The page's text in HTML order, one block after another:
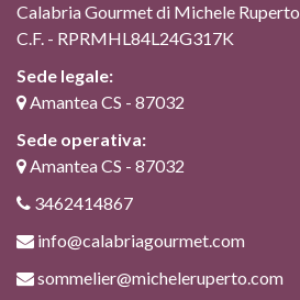
Calabria Gourmet di Michele Ruperto
C.F. - RPRMHL84L24G317K
Sede legale:
Amantea CS - 87032
Sede operativa:
Amantea CS - 87032
3462414867
info@calabriagourmet.com
sommelier@micheleruperto.com